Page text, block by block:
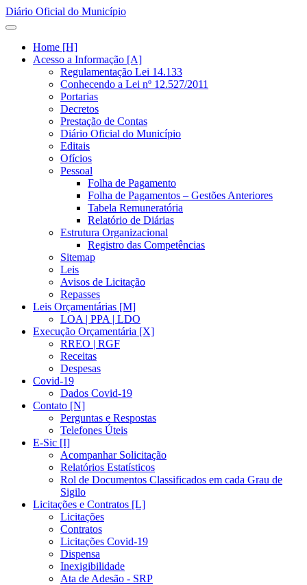
Diário Oficial do Município
Home [H]
Acesso a Informação [A]
Regulamentação Lei 14.133
Conhecendo a Lei nº 12.527/2011
Portarias
Decretos
Prestação de Contas
Diário Oficial do Município
Editais
Ofícios
Pessoal
Folha de Pagamento
Folha de Pagamentos – Gestões Anteriores
Tabela Remuneratória
Relatório de Diárias
Estrutura Organizacional
Registro das Competências
Sitemap
Leis
Avisos de Licitação
Repasses
Leis Orçamentárias [M]
LOA | PPA | LDO
Execução Orçamentária [X]
RREO | RGF
Receitas
Despesas
Covid-19
Dados Covid-19
Contato [N]
Perguntas e Respostas
Telefones Úteis
E-Sic [I]
Acompanhar Solicitação
Relatórios Estatísticos
Rol de Documentos Classificados em cada Grau de
Sigilo
Licitações e Contratos [L]
Licitações
Contratos
Licitações Covid-19
Dispensa
Inexigibilidade
Ata de Adesão - SRP